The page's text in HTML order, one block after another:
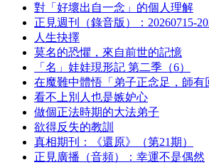
對「好壞出自一念」的個人理解
正見週刊（錄音版）：20260715-
人生抉擇
莫名的恐懼，來自前世的記憶
「名」娃娃現形記 第二季（6）
在魔難中體悟「弟子正念足，師有
看不上別人也是嫉妒心
做個正法時期的大法弟子
欲得反失的教訓
真相期刊：《還原》（第21期）
正見廣播（音頻）：幸運不是偶然